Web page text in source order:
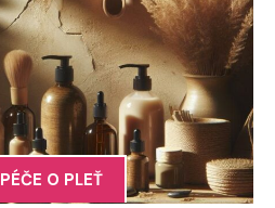
PÉČE O PLEŤ